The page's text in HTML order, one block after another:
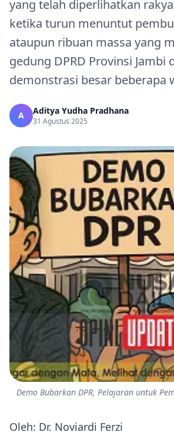
yang telah diperlihatkan
ketika turun menuntut
ataupun ribuan massa yang
gedung DPRD Provinsi Jambi
demonstrasi besar beberapa
A Aditya Yudha Pradhana
31 Agustus 2025
Demo Bubarkan DPR, Pelajaran untuk
Oleh: Dr. Noviardi Ferzi